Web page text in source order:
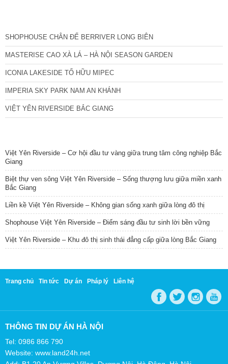
SHOPHOUSE CHÂN ĐẾ BERRIVER LONG BIÊN
MASTERISE CAO XÀ LÁ – HÀ NỘI SEASON GARDEN
ICONIA LAKESIDE TỐ HỮU MIPEC
IMPERIA SKY PARK NAM AN KHÁNH
VIỆT YÊN RIVERSIDE BẮC GIANG
Việt Yên Riverside – Cơ hội đầu tư vàng giữa trung tâm công nghiệp Bắc
Giang
Biệt thự ven sông Việt Yên Riverside – Sống thượng lưu giữa miền xanh
Bắc Giang
Liền kề Việt Yên Riverside – Không gian sống xanh giữa lòng đô thị
Shophouse Việt Yên Riverside – Điểm sáng đầu tư sinh lời bền vững
Việt Yên Riverside – Khu đô thị sinh thái đẳng cấp giữa lòng Bắc Giang
Trang chủ Tin tức Dự án Pháp lý Liên hệ
THÔNG TIN DỰ ÁN HÀ NỘI
Tel: 0986 866 790
Website: www.land24h.net